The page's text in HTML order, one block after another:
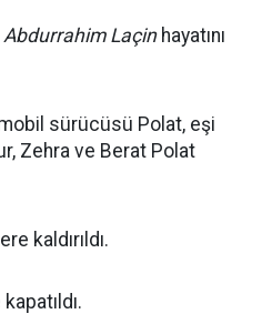
Abdurrahim Laçinhayatını
sürücüsü Polat, eşi
Zehra ve Berat Polat
kaldırıldı.